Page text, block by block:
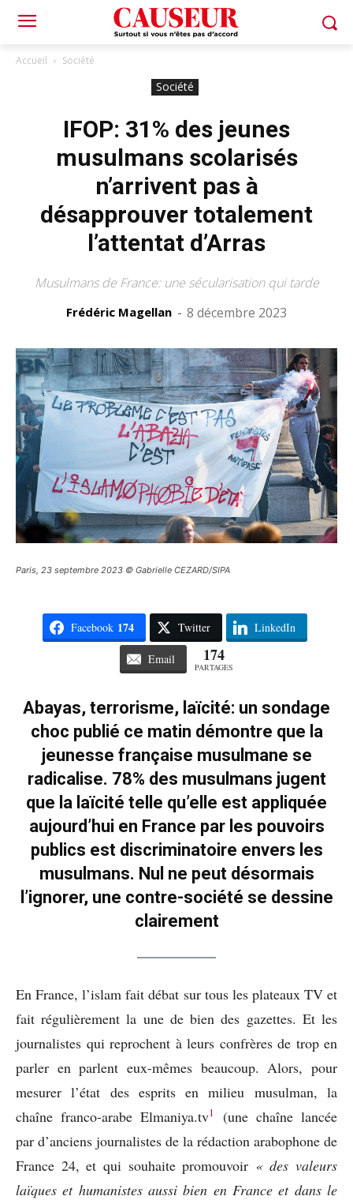
Accueil Société
Société
IFOP: 31% des jeunes
musulmans scolarisés
n’arrivent pas à
désapprouver totalement
l’attentat d’Arras
Musulmans de France: une sécularisation qui tarde
Frédéric Magellan - 8 décembre 2023
Paris, 23 septembre 2023 © Gabrielle CEZARD/SIPA
Facebook 174 Twitter LinkedIn
Email 174
PARTAGES
Abayas, terrorisme, laïcité: un sondage
choc publié ce matin démontre que la
jeunesse française musulmane se
radicalise. 78% des musulmans jugent
que la laïcité telle qu’elle est appliquée
aujourd’hui en France par les pouvoirs
publics est discriminatoire envers les
musulmans. Nul ne peut désormais
l’ignorer, une contre-société se dessine
clairement
En France, l’islam fait débat sur tous les plateaux TV et
fait régulièrement la une de bien des gazettes. Et les
journalistes qui reprochent à leurs confrères de trop en
parler en parlent eux-mêmes beaucoup. Alors, pour
mesurer l’état des esprits en milieu musulman, la
chaîne franco-arabe Elmaniya.tv1
(une chaîne lancée
par d’anciens journalistes de la rédaction arabophone de
France 24, et qui souhaite promouvoir « des valeurs
laïques et humanistes aussi bien en France et dans le